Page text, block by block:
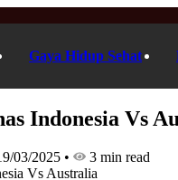
Gaya Hidup Sehat
Indonesia Vs
03/2025 • 3 min read